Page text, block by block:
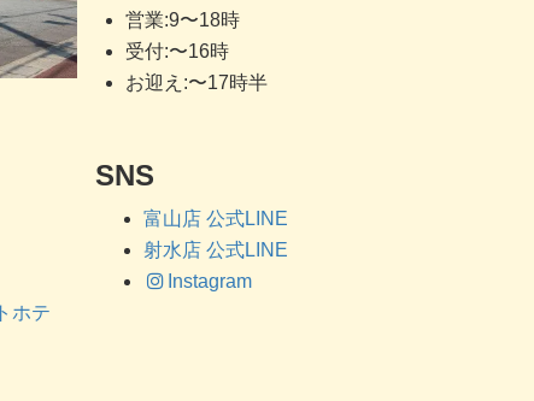
営業:9〜18時
受付:〜16時
お迎え:〜17時半
ホテ
SNS
富山店 公式LINE
射水店 公式LINE
Instagram